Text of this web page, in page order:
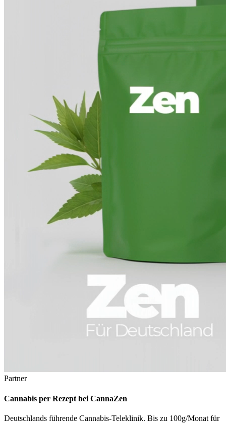
Partner
Cannabis per Rezept bei CannaZen
Deutschlands führende Cannabis-Teleklinik. Bis zu 100g/Monat für